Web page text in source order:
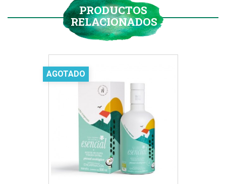
PRODUCTOS
RELACIONADOS
AGOTADO